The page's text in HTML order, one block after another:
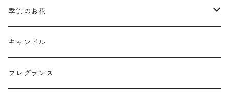
リングピロー
フラワーバスケット
壁掛けアレンジ
オブジェ
雑貨
動物
semeno
買付品
季節のお花
ミモザ
スモークツリー
キャンドル
フレグランス